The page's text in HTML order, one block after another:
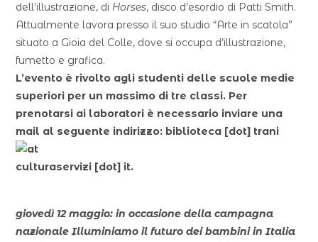
dell’illustrazione, di Horses, disco d’esordio di Patti Smith.
Attualmente lavora presso il suo studio “Arte in scatola”
situato a Gioia del Colle, dove si occupa d’illustrazione,
fumetto e grafica.
L’evento è rivolto agli studenti delle scuole medie
superiori per un massimo di tre classi. Per
prenotarsi ai laboratori è necessario inviare una
mail al seguente indirizzo: biblioteca [dot] trani
culturaservizi [dot] it.
giovedì 12 maggio: in occasione della campagna
nazionale Illuminiamo il futuro dei bambini in Italia